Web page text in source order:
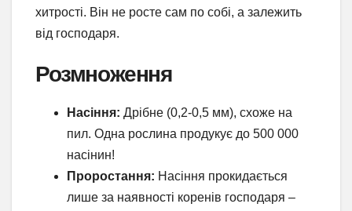
хитрості. Він не росте сам по собі, а залежить
від господаря.
Розмноження
Насіння: Дрібне (0,2-0,5 мм), схоже на
пил. Одна рослина продукує до 500 000
насінин!
Проростання: Насіння прокидається
лише за наявності коренів господаря –